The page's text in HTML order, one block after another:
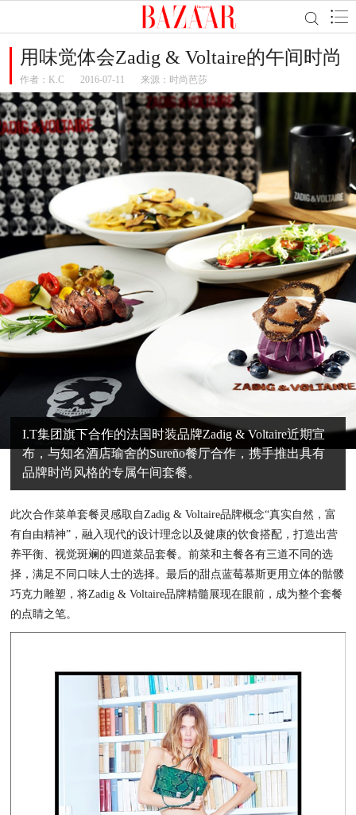
用味觉体会Zadig & Voltaire的午间时尚
作者： K.C 2016-07-11 来源：时尚芭莎
I.T集团旗下合作的法国时装品牌Zadig & Voltaire近期宣
布，与知名酒店瑜舍的Sureño餐厅合作，携手推出具有
品牌时尚风格的专属午间套餐。
此次合作菜单套餐灵感取自Zadig & Voltaire品牌概念“真实自然，富
有自由精神”，融入现代的设计理念以及健康的饮食搭配，打造出营
养平衡、视觉斑斓的四道菜品套餐。前菜和主餐各有三道不同的选
择，满足不同口味人士的选择。最后的甜点蓝莓慕斯更用立体的骷髅
巧克力雕塑，将Zadig & Voltaire品牌精髓展现在眼前，成为整个套餐
的点睛之笔。